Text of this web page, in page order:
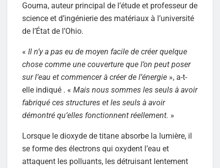
Gouma, auteur principal de l’étude et professeur de
science et d’ingénierie des matériaux à l’université
de l’État de l’Ohio.
« Il n’y a pas eu de moyen facile de créer quelque
chose comme une couverture que l’on peut poser
sur l’eau et commencer à créer de l’énergie », a-t-
elle indiqué . « Mais nous sommes les seuls à avoir
fabriqué ces structures et les seuls à avoir
démontré qu’elles fonctionnent réellement. »
Lorsque le dioxyde de titane absorbe la lumière, il
se forme des électrons qui oxydent l’eau et
attaquent les polluants, les détruisant lentement